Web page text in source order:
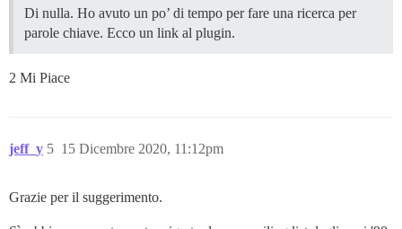
Di nulla. Ho avuto un po’ di tempo per fare una ricerca per
parole chiave. Ecco un link al plugin.
2 Mi Piace
jeff_y 15 Dicembre 2020, 11:12pm
5
Grazie per il suggerimento.